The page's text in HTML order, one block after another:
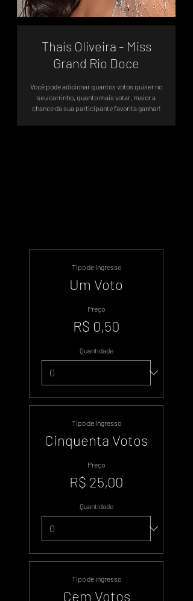
Thaís Oliveira - Miss
Grand Rio Doce
Você pode adicionar quantos votos quiser no
seu carrinho, quanto mais votar, maior a
chance da sua participante favorita ganhar!
Tipo de ingresso
Um Voto
Preço
R$ 0,50
Quantidade
Tipo de ingresso
Cinquenta Votos
Preço
R$ 25,00
Quantidade
Tipo de ingresso
Cem Votos